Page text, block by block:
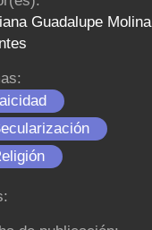
Guadalupe Molina